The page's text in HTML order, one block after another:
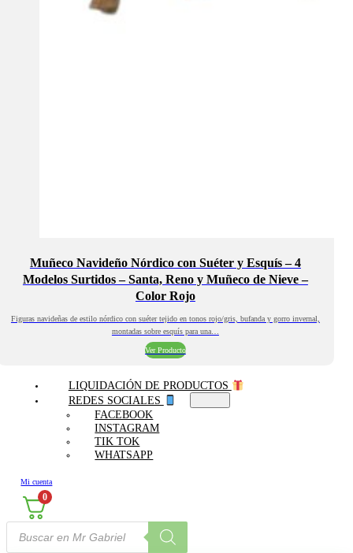
Muñeco Navideño Nórdico con Suéter y Esquís – 4
Modelos Surtidos – Santa, Reno y Muñeco de Nieve –
Color Rojo
Figuras navideñas de estilo nórdico con suéter tejido en tonos rojo/gris, bufanda y gorro invernal,
montadas sobre esquís para una…
Ver Producto
LIQUIDACIÓN DE PRODUCTOS
REDES SOCIALES
FACEBOOK
INSTAGRAM
TIK TOK
WHATSAPP
Mi cuenta
0
Búsqueda
productos